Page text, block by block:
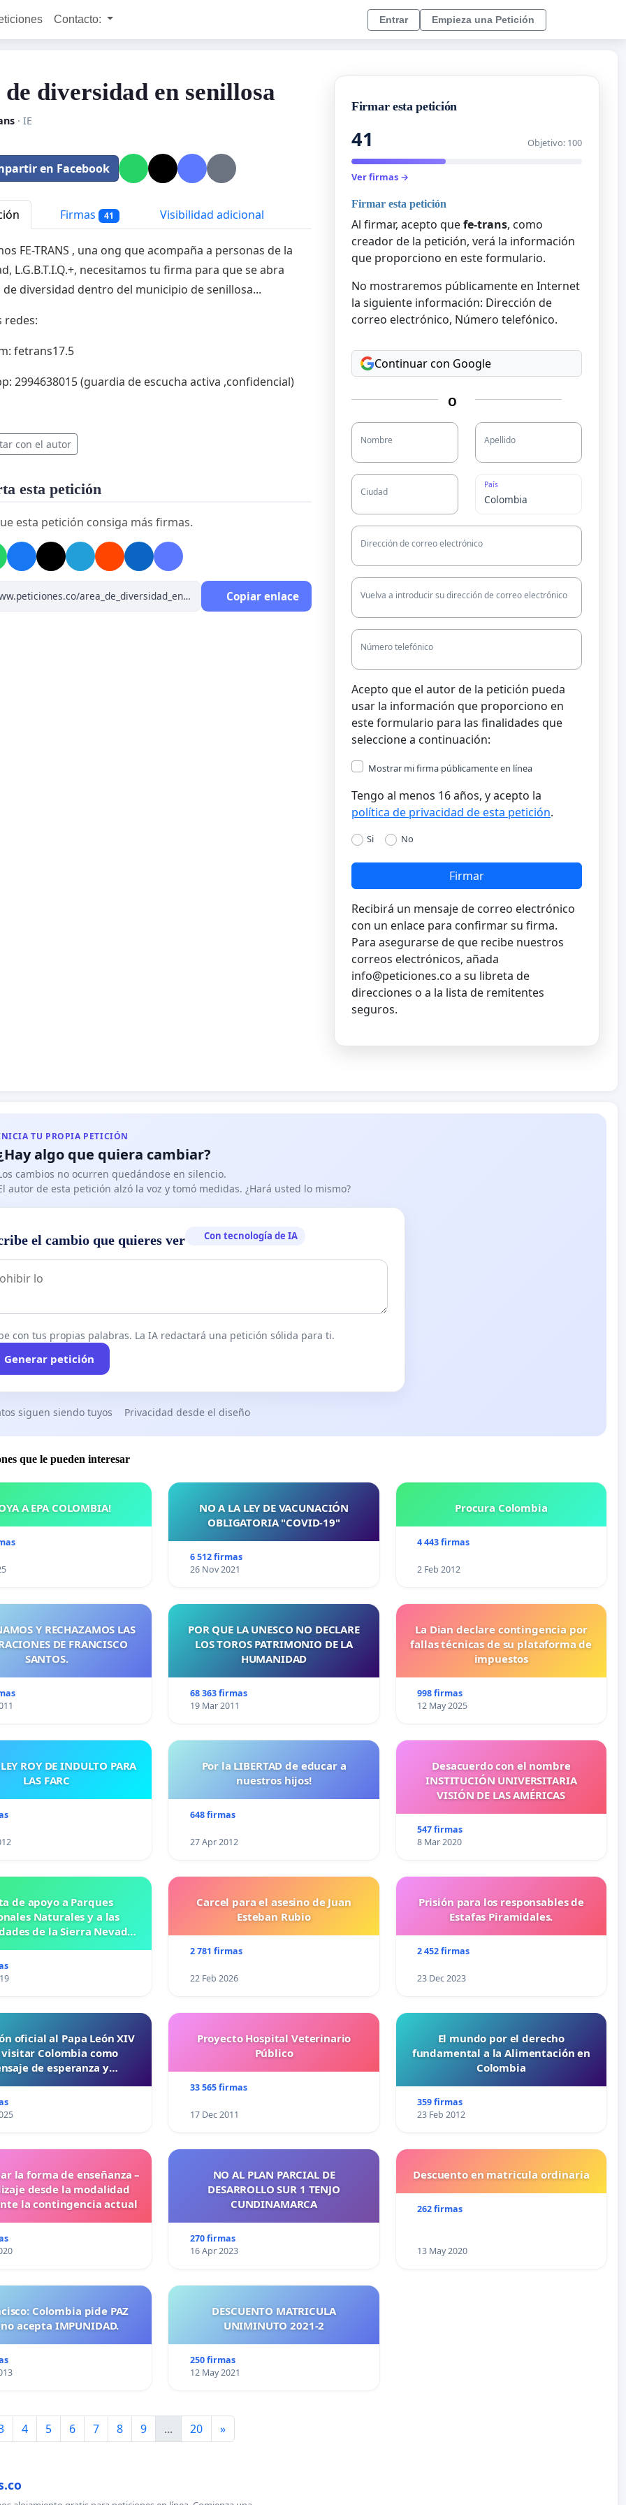
Contacto: Entrar Empieza una Petición
diversidad en senillosa
· IE
en Facebook
Firmas 41 Visibilidad adicional
FE-TRANS , una ong que acompaña a personas de la
L.G.B.T.I.Q.+, necesitamos tu firma para que se abra
de diversidad dentro del municipio de senillosa...
redes:
fetrans17.5
2994638015 (guardia de escucha activa ,confidencial)
con el autor
esta petición
esta petición consiga más firmas.
Copiar enlace
Firmar esta petición
41 Objetivo: 100
Ver firmas →
Firmar esta petición
Al firmar, acepto quefe-trans, como
creador de la petición, verá la información
que proporciono en este formulario.
No mostraremos públicamente en Internet
la siguiente información: Dirección de
correo electrónico, Número telefónico.
Continuar con Google
O
Nombre Apellido
Ciudad
País
Dirección de correo electrónico
Vuelva a introducir su dirección de correo electrónico
Número telefónico
Acepto que el autor de la petición pueda
usar la información que proporciono en
este formulario para las finalidades que
seleccione a continuación:
Mostrar mi firma públicamente en línea
Tengo al menos 16 años, y acepto la
política de privacidad de esta petición.
Si No
Firmar
Recibirá un mensaje de correo electrónico
con un enlace para confirmar su firma.
Para asegurarse de que recibe nuestros
correos electrónicos, añada
info@peticiones.co a su libreta de
direcciones o a la lista de remitentes
seguros.
TU PROPIA PETICIÓN
algo que quiera cambiar?
cambios no ocurren quedándose en silencio.
autor de esta petición alzó la voz y tomó medidas. ¿Hará usted lo mismo?
el cambio que quieres ver Con tecnología de IA
con tus propias palabras. La IA redactará una petición sólida para ti.
Generar petición
siguen siendo tuyos Privacidad desde el diseño
que le pueden interesar
A EPA COLOMBIA!
NO A LA LEY DE VACUNACIÓN
OBLIGATORIA "COVID-19"
6 512 firmas
26 Nov 2021
Procura Colombia
4 443 firmas
2 Feb 2012
Y RECHAZAMOS LAS
DE FRANCISCO
SANTOS.
POR QUE LA UNESCO NO DECLARE
LOS TOROS PATRIMONIO DE LA
HUMANIDAD
68 363 firmas
19 Mar 2011
La Dian declare contingencia por
fallas técnicas de su plataforma de
impuestos
998 firmas
12 May 2025
ROY DE INDULTO PARA
LAS FARC
Por la LIBERTAD de educar a
nuestros hijos!
648 firmas
27 Apr 2012
Desacuerdo con el nombre
INSTITUCIÓN UNIVERSITARIA
VISIÓN DE LAS AMÉRICAS
547 firmas
8 Mar 2020
de apoyo a Parques
Naturales y a las
de la Sierra Nevada
Carcel para el asesino de Juan
Esteban Rubio
2 781 firmas
22 Feb 2026
Prisión para los responsables de
Estafas Piramidales.
2 452 firmas
23 Dec 2023
oficial al Papa León XIV
Colombia como
de esperanza y
Proyecto Hospital Veterinario
Público
33 565 firmas
17 Dec 2011
El mundo por el derecho
fundamental a la Alimentación en
Colombia
359 firmas
23 Feb 2012
la forma de enseñanza –
desde la modalidad
la contingencia actual
NO AL PLAN PARCIAL DE
DESARROLLO SUR 1 TENJO
CUNDINAMARCA
270 firmas
16 Apr 2023
Descuento en matricula ordinaria
262 firmas
13 May 2020
Colombia pide PAZ
acepta IMPUNIDAD.
DESCUENTO MATRICULA
UNIMINUTO 2021-2
250 firmas
12 May 2021
4 5 6 7 8 9 ... 20 »